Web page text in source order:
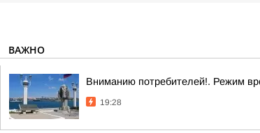
ВАЖНО
Вниманию потребителей!. Режим
19:28